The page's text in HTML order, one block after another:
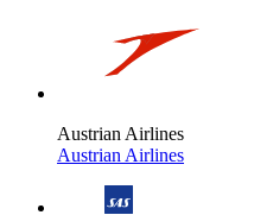
Austrian Airlines
Austrian Airlines